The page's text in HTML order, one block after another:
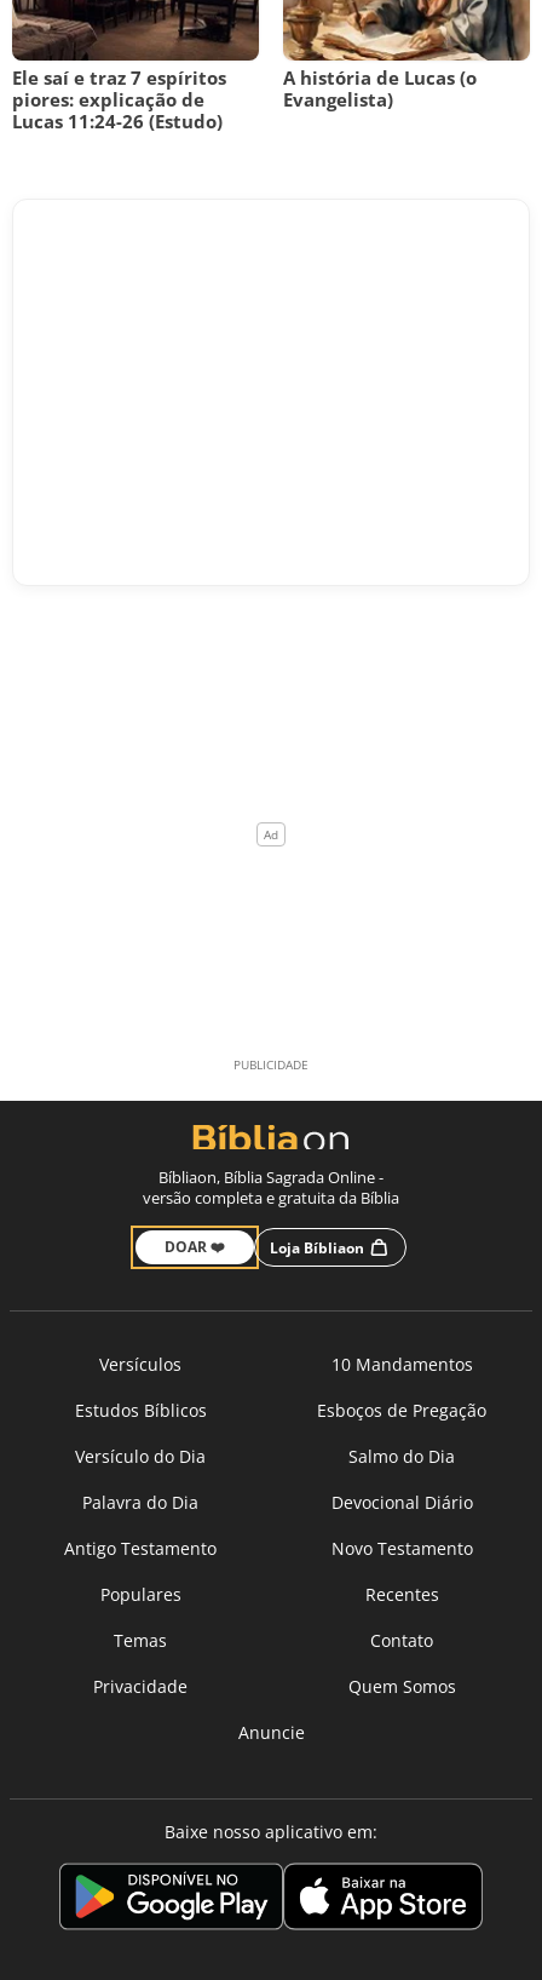
Ele saí e traz 7 espíritos
piores: explicação de
Lucas 11:24-26 (Estudo)
A história de Lucas (o
Evangelista)
Bíbliaon, Bíblia Sagrada Online -
versão completa e gratuita da Bíblia
DOAR ❤️ Loja Bíbliaon
Versículos
10 Mandamentos
Estudos Bíblicos
Esboços de Pregação
Versículo do Dia
Salmo do Dia
Palavra do Dia
Devocional Diário
Antigo Testamento
Novo Testamento
Populares
Recentes
Temas
Contato
Privacidade
Quem Somos
Anuncie
Baixe nosso aplicativo em: